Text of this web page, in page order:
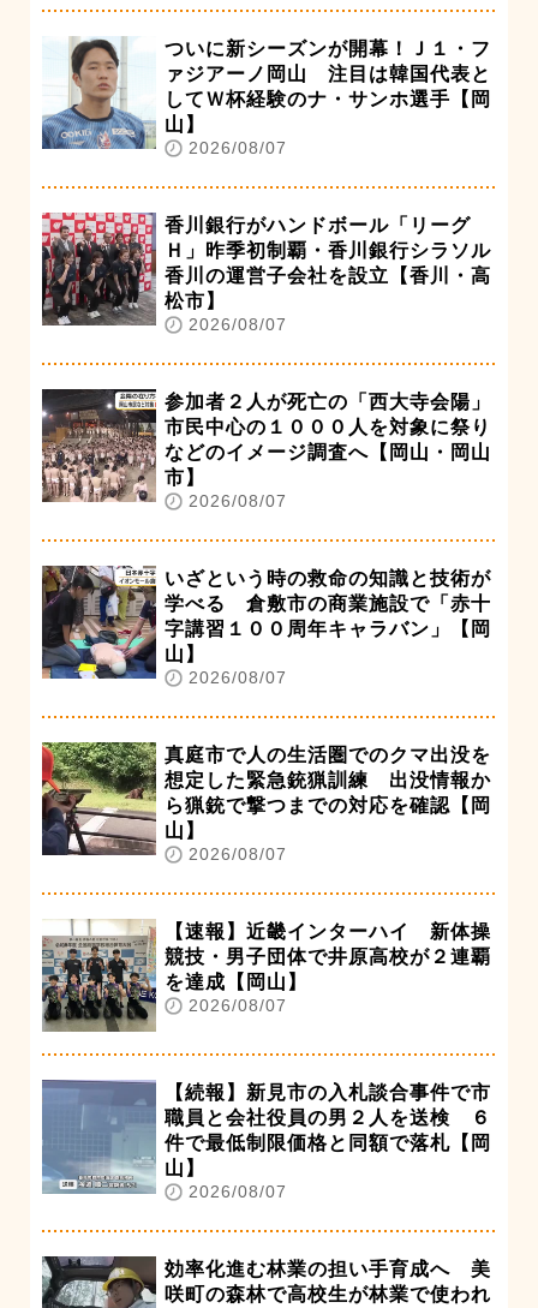
ついに新シーズンが開幕！Ｊ１・フ
ァジアーノ岡山 注目は韓国代表と
してＷ杯経験のナ・サンホ選手【岡
山】
2026/08/07
香川銀行がハンドボール「リーグ
Ｈ」昨季初制覇・香川銀行シラソル
香川の運営子会社を設立【香川・高
松市】
2026/08/07
参加者２人が死亡の「西大寺会陽」
市民中心の１０００人を対象に祭り
などのイメージ調査へ【岡山・岡山
市】
2026/08/07
いざという時の救命の知識と技術が
学べる 倉敷市の商業施設で「赤十
字講習１００周年キャラバン」【岡
山】
2026/08/07
真庭市で人の生活圏でのクマ出没を
想定した緊急銃猟訓練 出没情報か
ら猟銃で撃つまでの対応を確認【岡
山】
2026/08/07
【速報】近畿インターハイ 新体操
競技・男子団体で井原高校が２連覇
を達成【岡山】
2026/08/07
【続報】新見市の入札談合事件で市
職員と会社役員の男２人を送検 ６
件で最低制限価格と同額で落札【岡
山】
2026/08/07
効率化進む林業の担い手育成へ 美
咲町の森林で高校生が林業で使われ